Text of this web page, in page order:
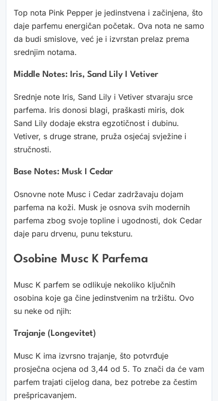
Top nota Pink Pepper je jedinstvena i začinjena, što
daje parfemu energičan početak. Ova nota ne samo
da budi smislove, već je i izvrstan prelaz prema
srednjim notama.
Middle Notes: Iris, Sand Lily I Vetiver
Srednje note Iris, Sand Lily i Vetiver stvaraju srce
parfema. Iris donosi blagi, praškasti miris, dok
Sand Lily dodaje ekstra egzotičnost i dubinu.
Vetiver, s druge strane, pruža osjećaj svježine i
stručnosti.
Base Notes: Musk I Cedar
Osnovne note Musc i Cedar zadržavaju dojam
parfema na koži. Musk je osnova svih modernih
parfema zbog svoje topline i ugodnosti, dok Cedar
daje paru drvenu, punu teksturu.
Osobine Musc K Parfema
Musc K parfem se odlikuje nekoliko ključnih
osobina koje ga čine jedinstvenim na tržištu. Ovo
su neke od njih:
Trajanje (longevitet)
Musc K ima izvrsno trajanje, što potvrđuje
prosječna ocjena od 3,44 od 5. To znači da će vam
parfem trajati cijelog dana, bez potrebe za čestim
prešpricavanjem.